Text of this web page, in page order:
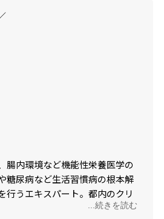
腸内環境など機能性栄養医学の
糖尿病など生活習慣病の根本解
行うエキスパート。都内のクリ
科、肥満外来）で食事指導を担
...続きを読む